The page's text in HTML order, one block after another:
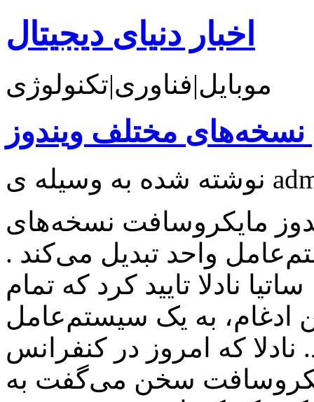
اخبار دنیای دیجیتال
موبایل|فناوری|تکنولوژی
مختلف ویندوز
مایکروسافت نسخه‌های
واحد تبدیل می‌کند .
نادلا تایید کرد که تمام
ادغام، به یک سیستم‌عامل
نادلا که امروز در کنفرانس
سخن می‌گفت به